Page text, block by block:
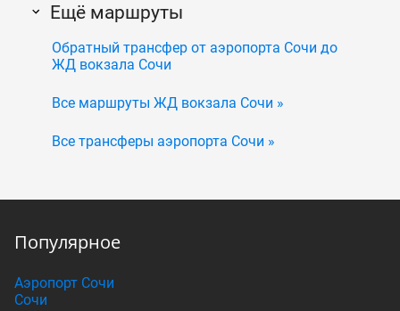
Ещё маршруты
Обратный трансфер от аэропорта Сочи до
ЖД вокзала Сочи
Все маршруты ЖД вокзала Сочи »
Все трансферы аэропорта Сочи »
Популярное
Аэропорт Сочи
Сочи